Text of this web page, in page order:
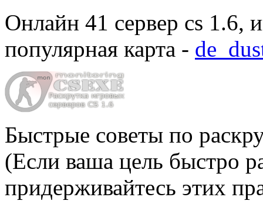
Онлайн 41 сервер cs 1.6,
популярная карта -
Быстрые советы по
(Если ваша цель быстро
придерживайтесь этих